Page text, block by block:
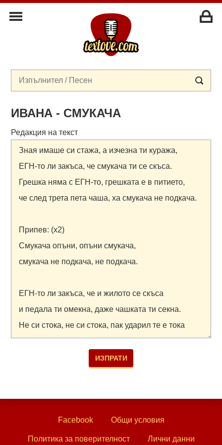
ИВАНА - СМУКАЧА
Редакция на текст
Facebook Общи условия
Политика за поверителност Лични данни